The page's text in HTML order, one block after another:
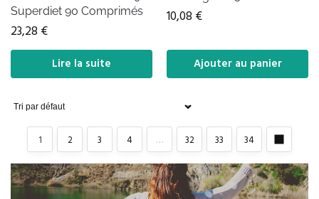
Superdiet 90 Comprimés
23,28 €
Lire la suite
10,08 €
Ajouter au panier
1 2 3 4 … 32 33 34